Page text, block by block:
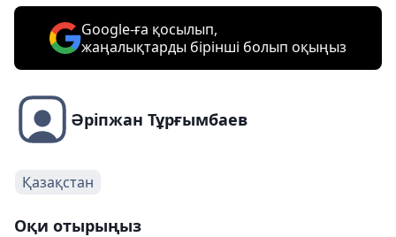
Google-ға қосылып,
жаңалықтарды бірінші болып оқыңыз
Әріпжан Тұрғымбаев
Қазақстан
Оқи отырыңыз